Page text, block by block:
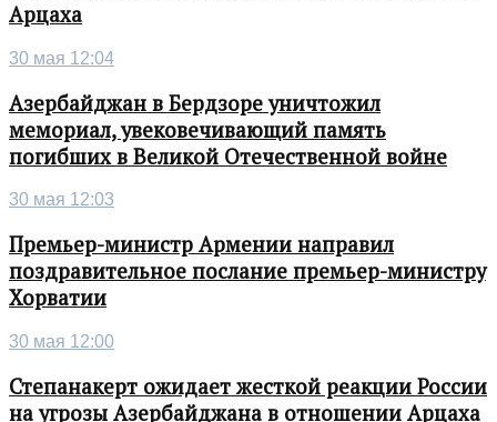
Арцаха
30 мая 12:04
Азербайджан в Бердзоре уничтожил
мемориал, увековечивающий память
погибших в Великой Отечественной войне
30 мая 12:03
Премьер-министр Армении направил
поздравительное послание премьер-министру
Хорватии
30 мая 12:00
Степанакерт ожидает жесткой реакции России
на угрозы Азербайджана в отношении Арцаха